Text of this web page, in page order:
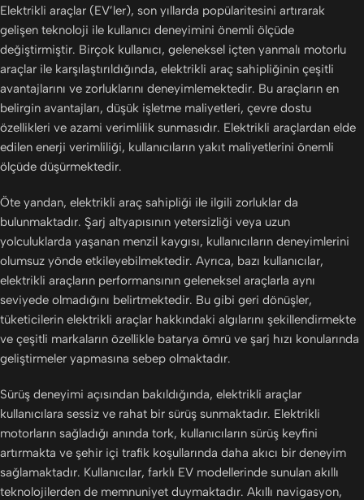
Elektrikli araçlar (EV’ler), son yıllarda popülaritesini artırarak
gelişen teknoloji ile kullanıcı deneyimini önemli ölçüde
değiştirmiştir. Birçok kullanıcı, geleneksel içten yanmalı motorlu
araçlar ile karşılaştırıldığında, elektrikli araç sahipliğinin çeşitli
avantajlarını ve zorluklarını deneyimlemektedir. Bu araçların en
belirgin avantajları, düşük işletme maliyetleri, çevre dostu
özellikleri ve azami verimlilik sunmasıdır. Elektrikli araçlardan elde
edilen enerji verimliliği, kullanıcıların yakıt maliyetlerini önemli
ölçüde düşürmektedir.
Öte yandan, elektrikli araç sahipliği ile ilgili zorluklar da
bulunmaktadır. Şarj altyapısının yetersizliği veya uzun
yolculuklarda yaşanan menzil kaygısı, kullanıcıların deneyimlerini
olumsuz yönde etkileyebilmektedir. Ayrıca, bazı kullanıcılar,
elektrikli araçların performansının geleneksel araçlarla aynı
seviyede olmadığını belirtmektedir. Bu gibi geri dönüşler,
tüketicilerin elektrikli araçlar hakkındaki algılarını şekillendirmekte
ve çeşitli markaların özellikle batarya ömrü ve şarj hızı konularında
geliştirmeler yapmasına sebep olmaktadır.
Sürüş deneyimi açısından bakıldığında, elektrikli araçlar
kullanıcılara sessiz ve rahat bir sürüş sunmaktadır. Elektrikli
motorların sağladığı anında tork, kullanıcıların sürüş keyfini
artırmakta ve şehir içi trafik koşullarında daha akıcı bir deneyim
sağlamaktadır. Kullanıcılar, farklı EV modellerinde sunulan akıllı
teknolojilerden de memnuniyet duymaktadır. Akıllı navigasyon,